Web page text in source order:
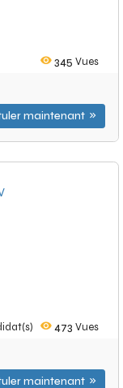
345 Vues
maintenant
473 Vues
maintenant